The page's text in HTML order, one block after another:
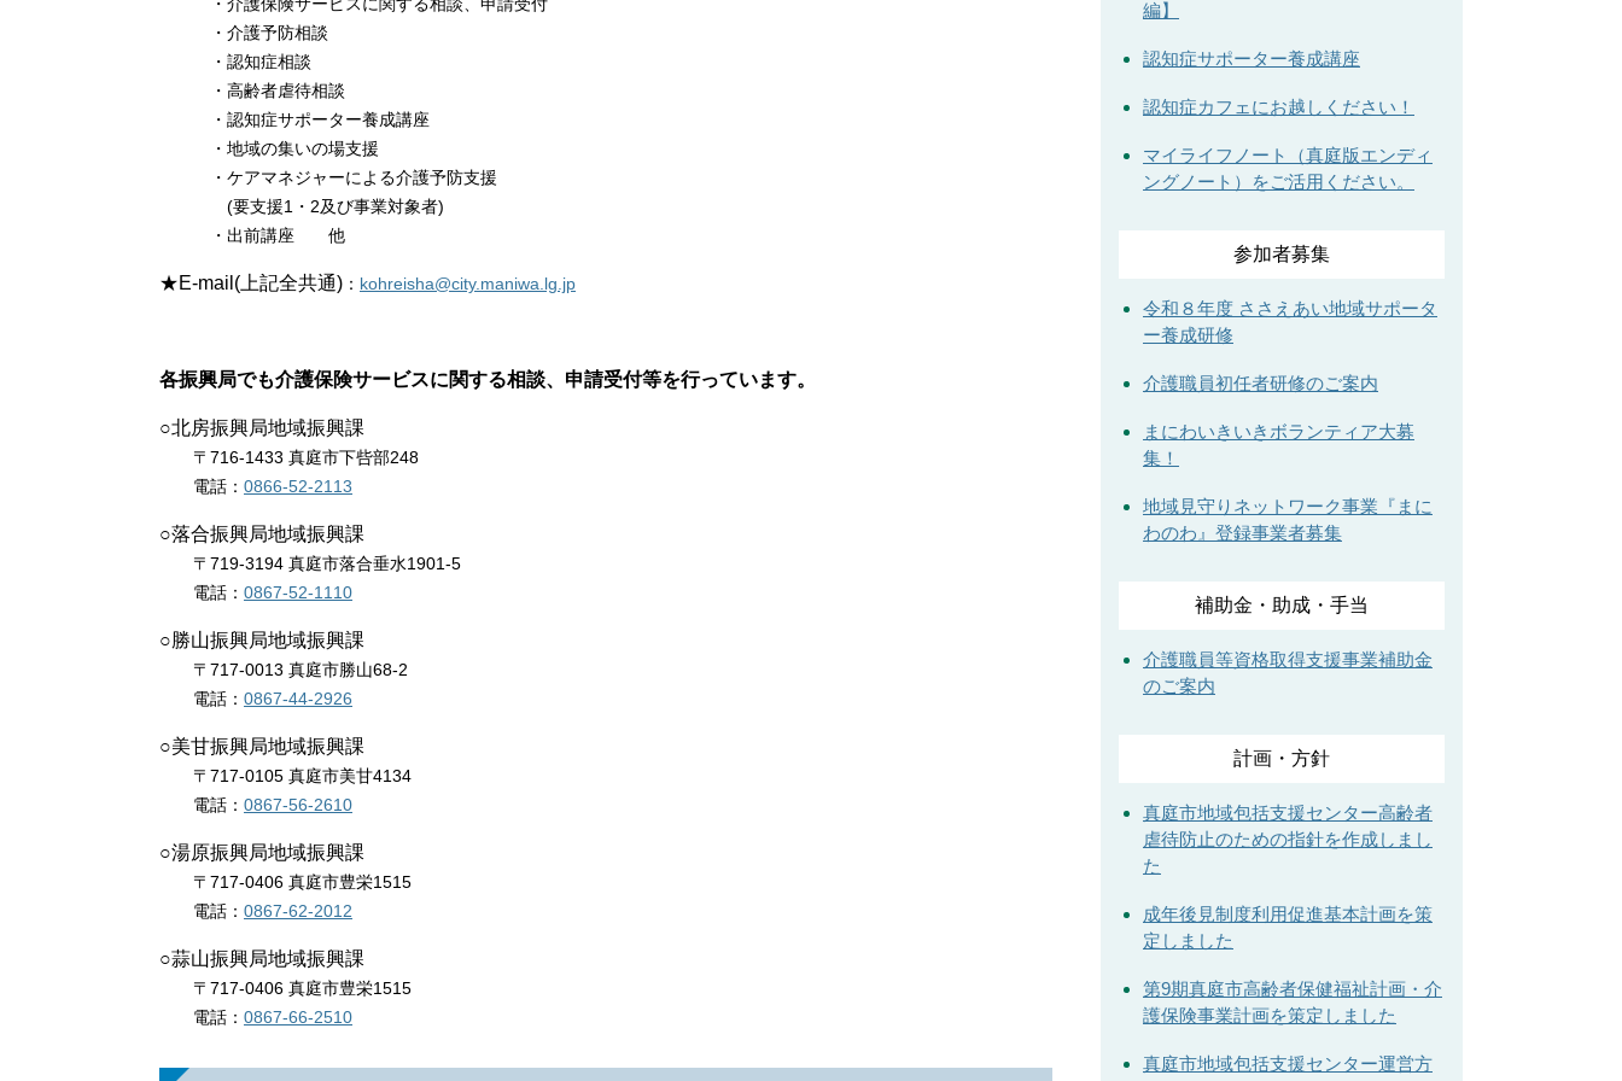
・介護予防相談
・認知症相談
・高齢者虐待相談
・認知症サポーター養成講座
・地域の集いの場支援
・ケアマネジャーによる介護予防支援
(要支援1・2及び事業対象者)
・出前講座 他
★E-mail (上記全共通)​ ： kohreisha@city.maniwa.lg.jp
各振興局でも介護保険サービスに関する相談、申請受付等を行っています。
○北房振興局地域振興課
〒716-1433 真庭市下呰部248
電話： 0866-52-2113
○落合振興局地域振興課
〒719-3194 真庭市落合垂水1901-5
電話： 0867-52-1110
○勝山振興局地域振興課
〒717-0013 真庭市勝山68-2
電話： 0867-44-2926
○美甘振興局地域振興課
〒717-0105 真庭市美甘4134
電話： 0867-56-2610
○湯原振興局地域振興課
〒717-0406 真庭市豊栄1515
電話： 0867-62-2012
○蒜山振興局地域振興課
〒717-0406 真庭市豊栄1515
電話： 0867-66-2510
編】
認知症サポーター養成講座
認知症カフェにお越しください！
マイライフノート（真庭版エンディ
ングノート）をご活用ください。
参加者募集
令和８年度 ささえあい地域サポータ
ー養成研修
介護職員初任者研修のご案内
まにわいきいきボランティア大募
集！
地域見守りネットワーク事業『まに
わのわ』登録事業者募集
補助金・助成・手当
介護職員等資格取得支援事業補助金
のご案内
計画・方針
真庭市地域包括支援センター高齢者
虐待防止のための指針を作成しまし
た
成年後見制度利用促進基本計画を策
定しました
第9期真庭市高齢者保健福祉計画・介
護保険事業計画を策定しました
真庭市地域包括支援センター運営方